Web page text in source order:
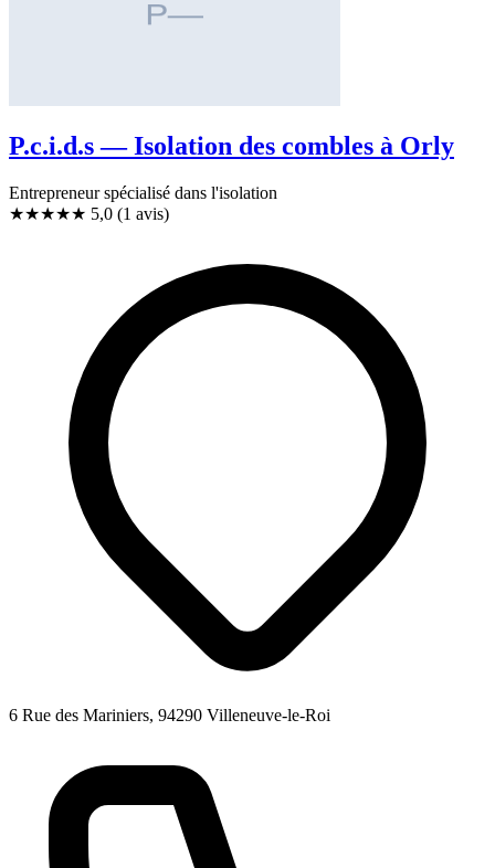
P.c.i.d.s — Isolation des combles à Orly
Entrepreneur spécialisé dans l'isolation
★★★★★ 5,0 (1 avis)
6 Rue des Mariniers, 94290 Villeneuve-le-Roi